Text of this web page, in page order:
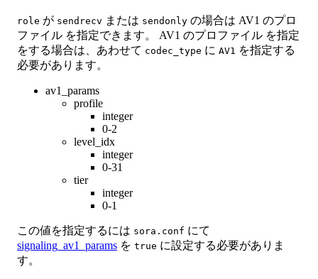
role が sendrecv または sendonly の場合は AV1 のプロ
ファイル を指定できます。 AV1 のプロファイル を指定
をする場合は、あわせて codec_type に AV1 を指定する
必要があります。
av1_params
profile
integer
0-2
level_idx
integer
0-31
tier
integer
0-1
この値を指定するには sora.conf にて
signaling_av1_params を true に設定する必要がありま
す。